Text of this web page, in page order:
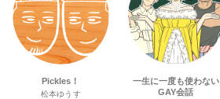
Pickles！
松本ゆうす
一生に一度も使わない
GAY会話